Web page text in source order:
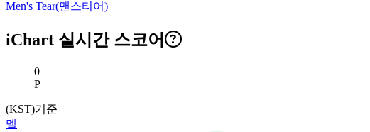
Men's Tear(맨스티어)
iChart 실시간 스코어
현재 스코어
0
P
(KST)기준
멜